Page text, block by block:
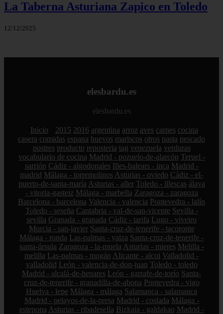
La Taberna Asturiana Zapico en Toledo
12/12/2025
elesbardu.es
elesbardu.es
Inicio 2015 2016 argentina arroz aves carnes cocina
casera comidas espana huevos mariscos otros pasta pescado
postres producto reposteria tag venezuela verduras
vocabulario de cocina Madrid - pozuelo-de-alarcón Teruel -
sarrión Cádiz - algodonales Illes-balears - inca Madrid -
madrid Málaga - torremolinos Asturias - oviedo Cádiz - el-
puerto-de-santa-maría Asturias - aller Toledo - illescas álava
- vitoria-gasteiz Málaga - marbella Zaragoza - zaragoza
Barcelona - barcelona Valencia - valencia Pontevedra - lalín
Toledo - seseña Cantabria - val-de-san-vicente Sevilla -
sevilla Granada - granada Cádiz - tarifa Lugo - viveiro
Murcia - san-javier Santa-cruz-de-tenerife - tacoronte
Málaga - ronda Las-palmas - yaiza Santa-cruz-de-tenerife -
santa-úrsula Zaragoza - la-muela Asturias - mieres Melilla -
melilla Las-palmas - mogán Alicante - alcoi Valladolid -
valladolid León - valencia-de-don-juan Toledo - toledo
Madrid - alcalá-de-henares León - garrafe-de-torío Santa-
cruz-de-tenerife - granadilla-de-abona Pontevedra - vigo
Huelva - lepe Málaga - málaga Salamanca - salamanca
Madrid - pelayos-de-la-presa Madrid - coslada Málaga -
estepona Asturias - ribadesella Bizkaia - galdakao Madrid -